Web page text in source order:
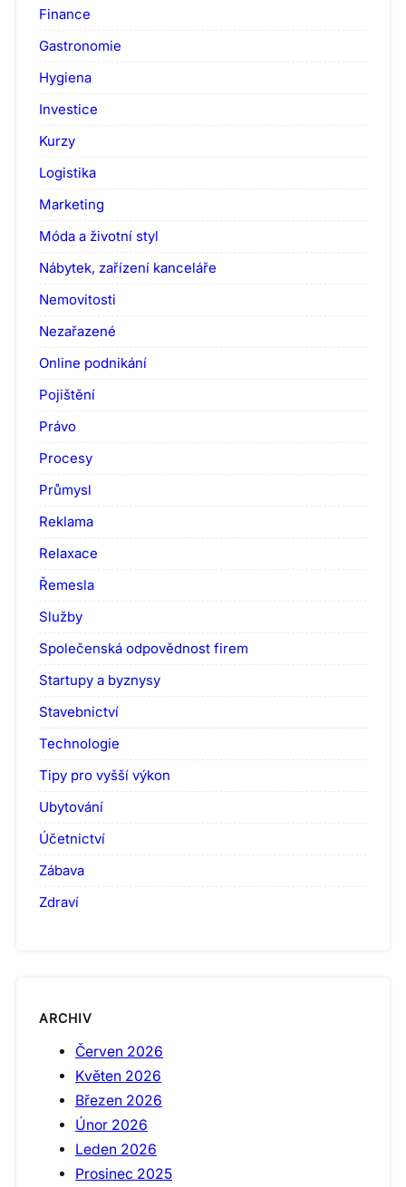
Finance
Gastronomie
Hygiena
Investice
Kurzy
Logistika
Marketing
Móda a životní styl
Nábytek, zařízení kanceláře
Nemovitosti
Nezařazené
Online podnikání
Pojištění
Právo
Procesy
Průmysl
Reklama
Relaxace
Řemesla
Služby
Společenská odpovědnost firem
Startupy a byznysy
Stavebnictví
Technologie
Tipy pro vyšší výkon
Ubytování
Účetnictví
Zábava
Zdraví
ARCHIV
Červen 2026
Květen 2026
Březen 2026
Únor 2026
Leden 2026
Prosinec 2025